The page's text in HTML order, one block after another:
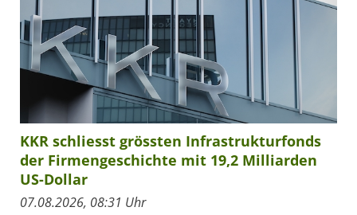
KKR schliesst grössten Infrastrukturfonds
der Firmengeschichte mit 19,2 Milliarden
US-Dollar
07.08.2026, 08:31 Uhr